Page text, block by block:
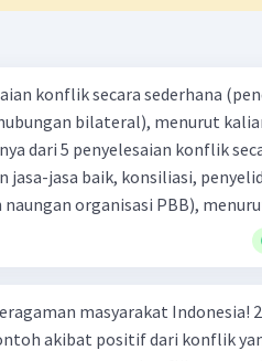
konflik secara sederhana
bilateral), menurut
jasa-jasa baik, konsiliasi,
naungan organisasi PBB),
Indonesia! 2. Jelaskan dan berilah
akibat positif dari konflik